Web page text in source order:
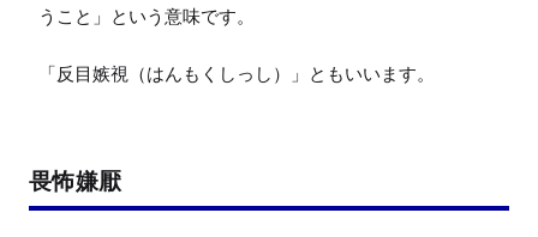
うこと」という意味です。
「反目嫉視（はんもくしっし）」ともいいます。
畏怖嫌厭